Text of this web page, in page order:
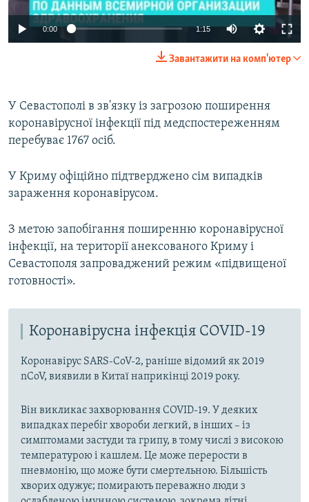
1080p
0:00 1:15 Auto
1080p
Завантажити на комп'ютер
У Севастополі в зв'язку із загрозою поширення
коронавірусної інфекції під медспостереженням
перебуває 1767 осіб.
У Криму офіційно підтверджено сім випадків
зараження коронавірусом.
З метою запобігання поширенню коронавірусної
інфекції, на території анексованого Криму і
Севастополя запроваджений режим «підвищеної
готовності».
Коронавірусна інфекція COVID-19
Коронавірус SARS-CoV-2, раніше відомий як 2019
nCoV, виявили в Китаї наприкінці 2019 року.
Він викликає захворювання COVID-19. У деяких
випадках перебіг хвороби легкий, в інших – із
симптомами застуди та грипу, в тому числі з високою
температурою і кашлем. Це може перерости в
пневмонію, що може бути смертельною. Більшість
хворих одужує; помирають переважно люди з